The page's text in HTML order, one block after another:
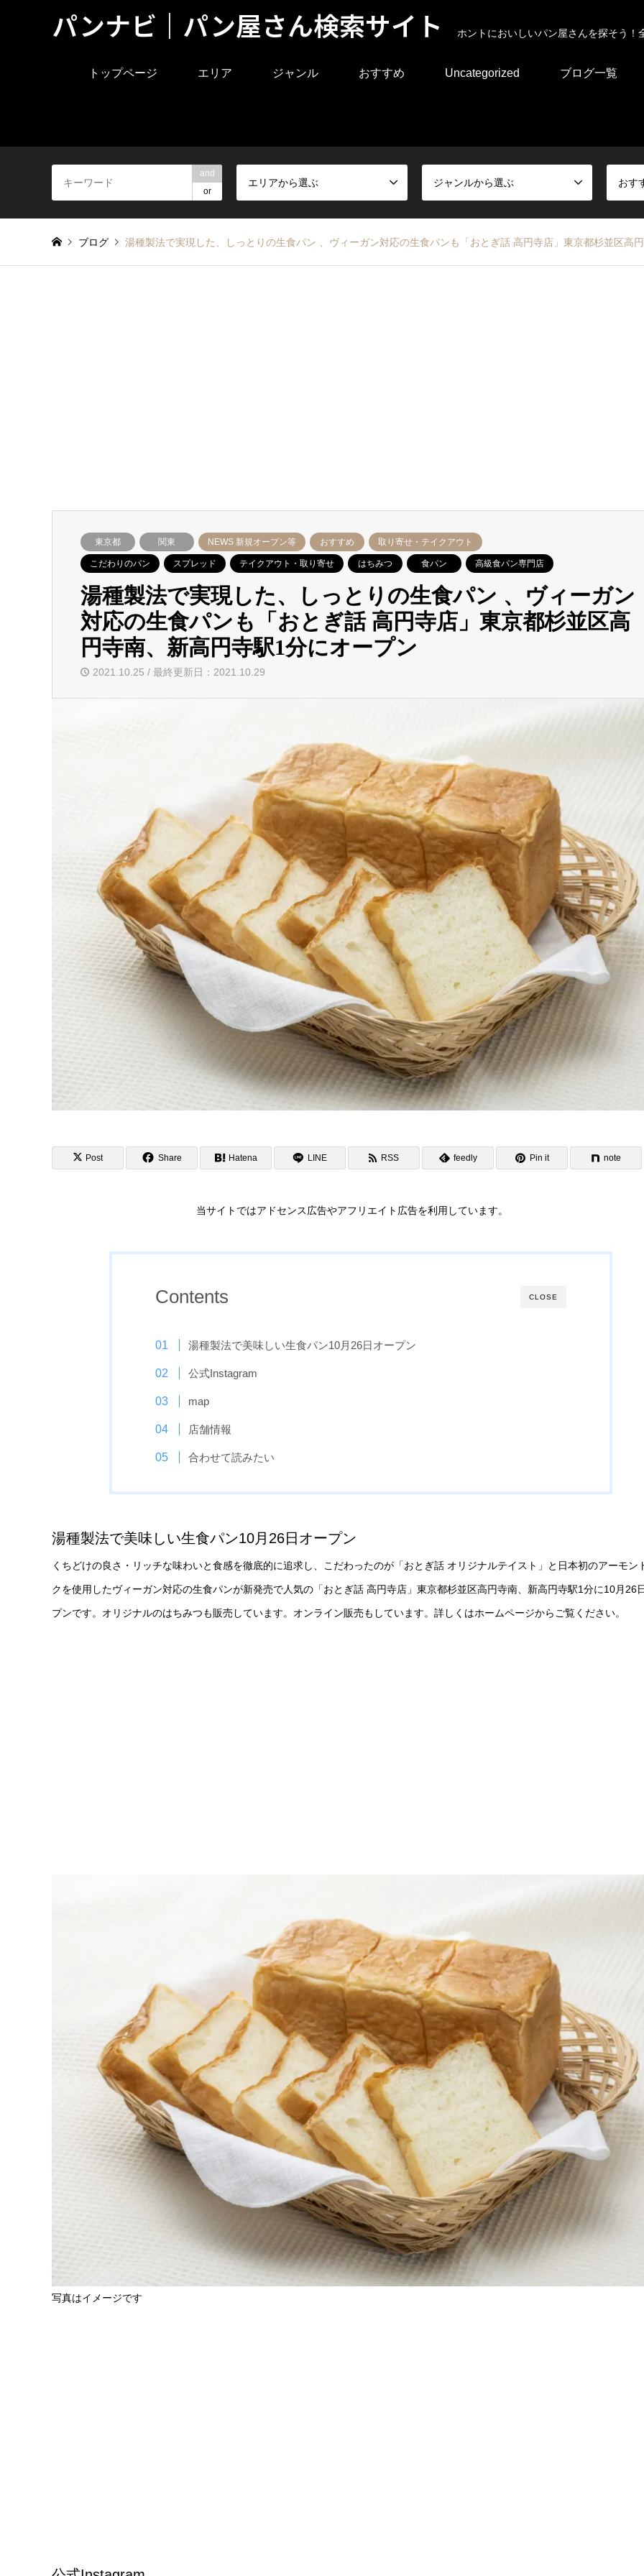
パンナビ｜パン屋さん検索サイト ホントにおいしいパン屋さんを探そう
トップページ エリア ジャンル おすすめ Uncategorized ブログ一覧
and
or
エリアから選ぶ ジャンルから選ぶ おす
ブログ 湯種製法で実現した、しっとりの生食パン 、ヴィーガン対応の生食パンも「おとぎ話 高円寺店」東京都杉並区高
東京都 関東 NEWS 新規オープン等 おすすめ 取り寄せ・テイクアウト
こだわりのパン スプレッド テイクアウト・取り寄せ はちみつ 食パン 高級食パン専門店
湯種製法で実現した、しっとりの生食パン 、ヴィーガン
対応の生食パンも「おとぎ話 高円寺店」東京都杉並区高
円寺南、新高円寺駅1分にオープン
2021.10.25 / 最終更新日：2021.10.29
Post Share Hatena LINE RSS feedly Pin it note
当サイトではアドセンス広告やアフリエイト広告を利用しています。
CLOSE
Contents
湯種製法で美味しい生食パン10月26日オープン
公式Instagram
map
店舗情報
合わせて読みたい
湯種製法で美味しい生食パン10月26日オープン
くちどけの良さ・リッチな味わいと食感を徹底的に追求し、こだわったのが「おとぎ話 オリジナルテイスト」と日本初のアーモン
クを使用したヴィーガン対応の生食パンが新発売で人気の「おとぎ話 高円寺店」東京都杉並区高円寺南、新高円寺駅1分に10月26
プンです。オリジナルのはちみつも販売しています。オンライン販売もしています。詳しくはホームページからご覧ください。
写真はイメージです